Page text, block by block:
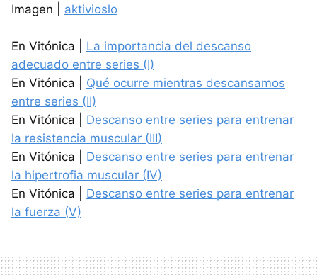
Imagen | aktivioslo
En Vitónica | La importancia del descanso
adecuado entre series (I)
En Vitónica | Qué ocurre mientras descansamos
entre series (II)
En Vitónica | Descanso entre series para entrenar
la resistencia muscular (III)
En Vitónica | Descanso entre series para entrenar
la hipertrofia muscular (IV)
En Vitónica | Descanso entre series para entrenar
la fuerza (V)